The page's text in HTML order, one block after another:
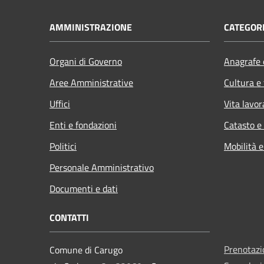
AMMINISTRAZIONE
Organi di Governo
Aree Amministrative
Uffici
Enti e fondazioni
Politici
Personale Amministrativo
Documenti e dati
Cultura
Vita
Catasto
Mobilità
CONTATTI
Comune di Carugo